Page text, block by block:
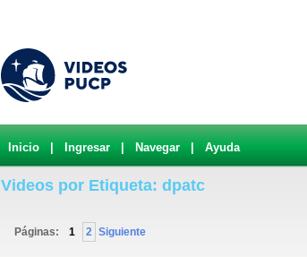
Inicio Ingresar Navegar Ayuda
Videos por Etiqueta: dpatc
Páginas: 1 2 Siguiente